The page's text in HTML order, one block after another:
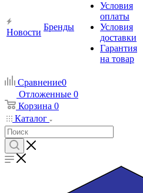
Новости
Бренды
Условия
оплаты
Условия
доставки
Гарантия
на товар
Сравнение0
Отложенные 0
Корзина 0
Каталог